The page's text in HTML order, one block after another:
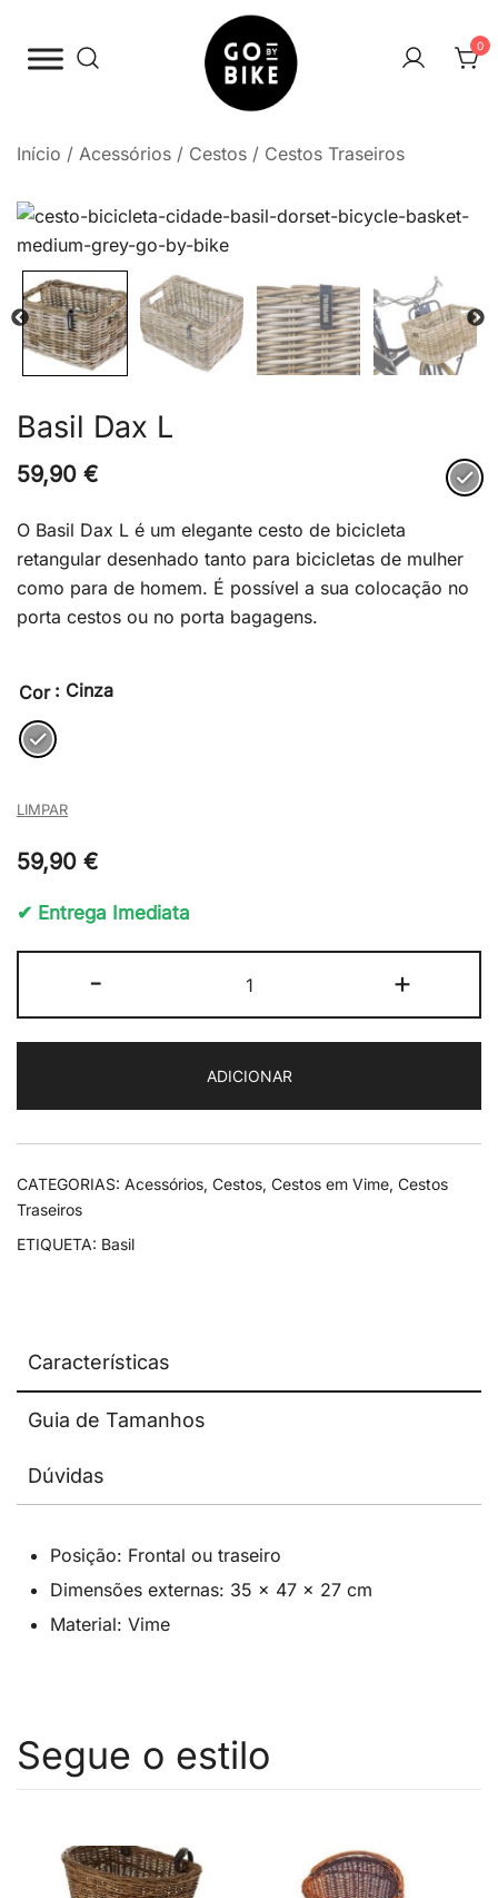
para
Go By Bike
0
Início / Acessórios / Cestos / Cestos Traseiros
Basil Dax L
59,90 €
O Basil Dax L é um elegante cesto de bicicleta
retangular desenhado tanto para bicicletas de mulher
como para de homem. É possível a sua colocação no
porta cestos ou no porta bagagens.
Cor : Cinza
LIMPAR
59,90 €
✔ Entrega Imediata
-
de
Basil
L
+
ADICIONAR
CATEGORIAS: Acessórios, Cestos, Cestos em Vime, Cestos
Traseiros
ETIQUETA: Basil
Características
Guia de Tamanhos
Dúvidas
Posição: Frontal ou traseiro
Dimensões externas: 35 x 47 x 27 cm
Material: Vime